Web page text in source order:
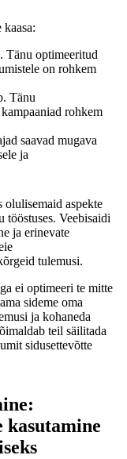
Tänu optimeeritud
on rohkem
Tänu
rohkem
saavad mugava
ja
olulisemaid aspekte
tööstuses. Veebisaidi
ja erinevate
tulemusi.
ei optimeeri te mitte
sideme oma
ja kohaneda
teil säilitada
sidusettevõtte
kasutamine